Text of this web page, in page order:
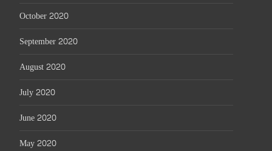
October 2020
September 2020
August 2020
July 2020
June 2020
May 2020